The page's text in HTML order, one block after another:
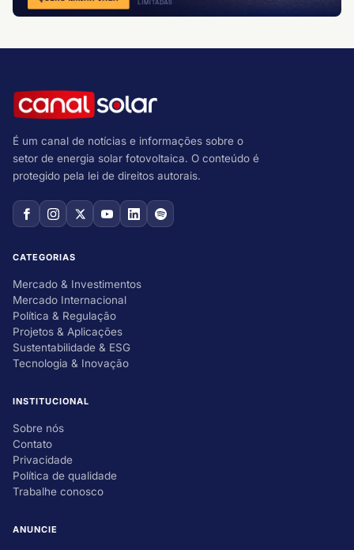
É um canal de notícias e informações sobre o
setor de energia solar fotovoltaica. O conteúdo é
protegido pela lei de direitos autorais.
CATEGORIAS
Mercado & Investimentos
Mercado Internacional
Política & Regulação
Projetos & Aplicações
Sustentabilidade & ESG
Tecnologia & Inovação
INSTITUCIONAL
Sobre nós
Contato
Privacidade
Política de qualidade
Trabalhe conosco
ANUNCIE